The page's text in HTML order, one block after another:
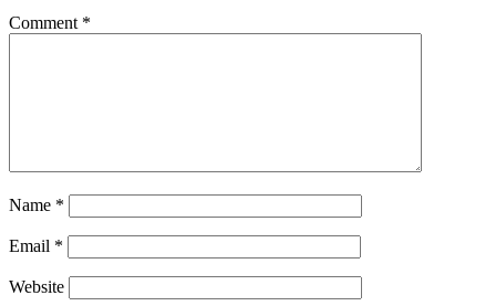
Comment *
Name *
Email *
Website